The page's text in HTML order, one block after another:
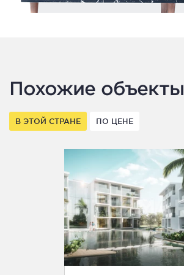
Похожие объекты
В ЭТОЙ СТРАНЕ ПО ЦЕНЕ